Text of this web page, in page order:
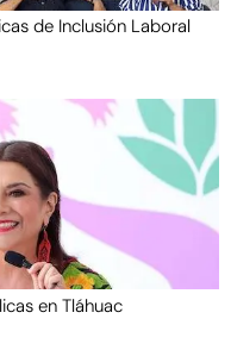
de Inclusión Laboral
en Tláhuac